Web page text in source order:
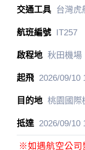
台灣虎
IT257
秋田機場
2026/09/10
桃園國際
2026/09/10
※如遇航空公司